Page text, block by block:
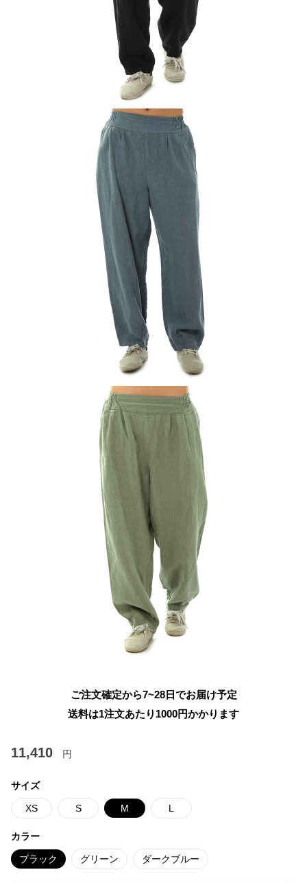
ご注文確定から7~28日でお届け予定
送料は1注文あたり 1000円かかります
11,410 円
サイズ
XS S M L
カラー
ブラック グリーン ダークブルー